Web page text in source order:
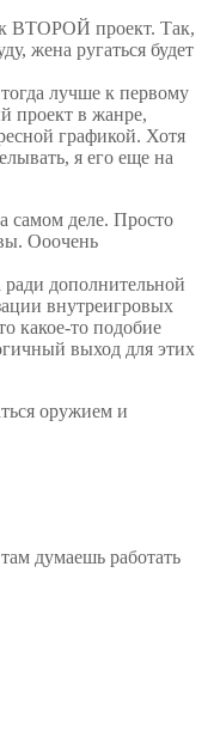
ВТОРОЙ проект. Так,
жена ругаться будет
лучше к первому
проект в жанре,
графикой. Хотя
я его еще на
самом деле. Просто
Ооочень
дополнительной
внутреигровых
какое-то подобие
выход для этих
оружием и
думаешь работать